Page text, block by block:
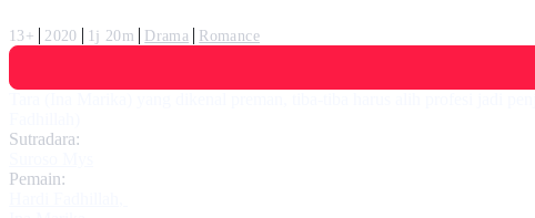
13+ 2020 1j 20m Drama
Romance
Sutradara:
Pemain: